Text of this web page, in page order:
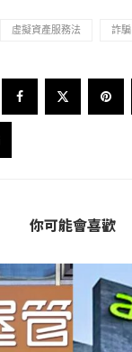
虛擬資產服務法 詐騙
你可能會喜歡